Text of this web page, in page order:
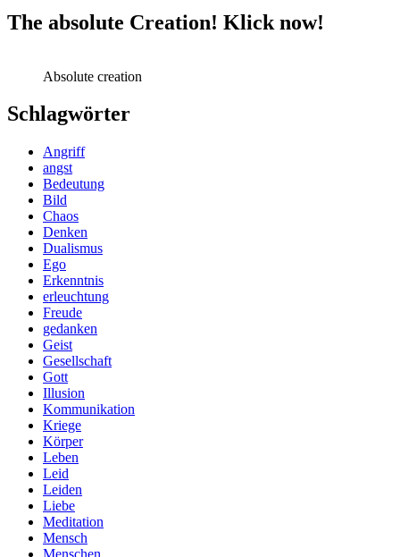
The absolute Creation! Klick now!
Absolute creation
Schlagwörter
Angriff
angst
Bedeutung
Bild
Chaos
Denken
Dualismus
Ego
Erkenntnis
erleuchtung
Freude
gedanken
Geist
Gesellschaft
Gott
Illusion
Kommunikation
Kriege
Körper
Leben
Leid
Leiden
Liebe
Meditation
Mensch